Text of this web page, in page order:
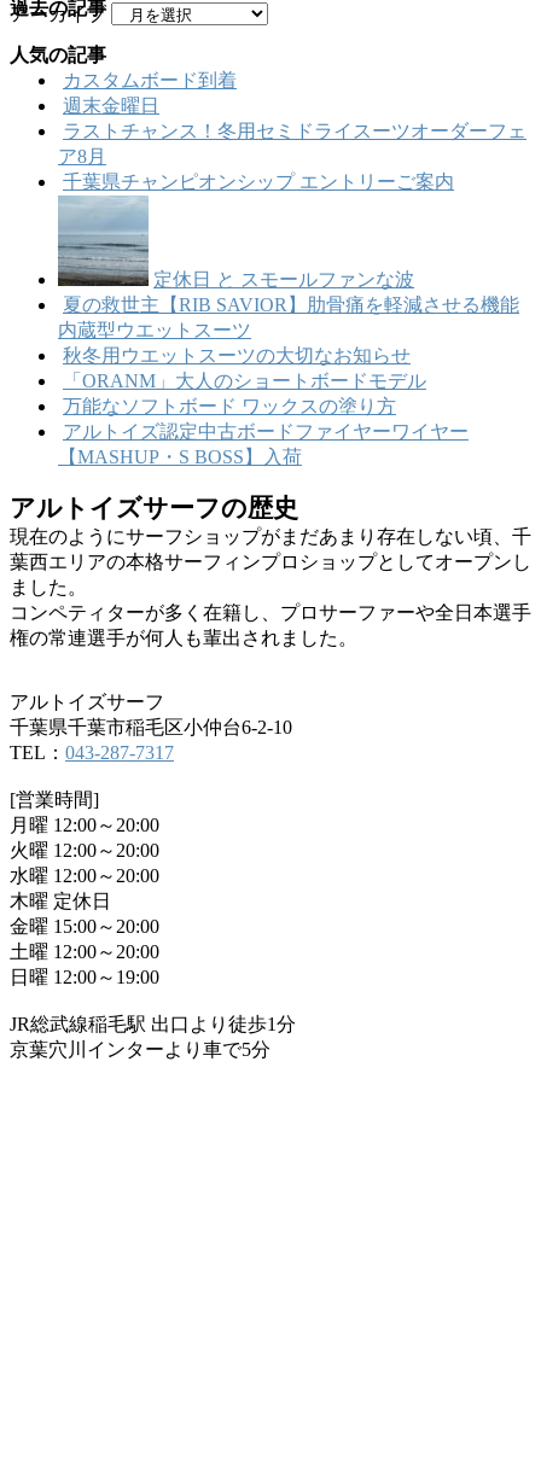
過去の記事
アーカイブ
人気の記事
カスタムボード到着
週末金曜日
ラストチャンス！冬用セミドライスーツオーダーフェ
ア8月
千葉県チャンピオンシップ エントリーご案内
定休日 と スモールファンな波
夏の救世主【RIB SAVIOR】肋骨痛を軽減させる機能
内蔵型ウエットスーツ
秋冬用ウエットスーツの大切なお知らせ
「ORANM」大人のショートボードモデル
万能なソフトボード ワックスの塗り方
アルトイズ認定中古ボードファイヤーワイヤー
【MASHUP・S BOSS】入荷
アルトイズサーフの歴史
現在のようにサーフショップがまだあまり存在しない頃、千
葉西エリアの本格サーフィンプロショップとしてオープンし
ました。
コンペティターが多く在籍し、プロサーファーや全日本選手
権の常連選手が何人も輩出されました。
アルトイズサーフ
千葉県千葉市稲毛区小仲台6-2-10
TEL： 043-287-7317
[営業時間]
月曜 12:00～20:00
火曜 12:00～20:00
水曜 12:00～20:00
木曜 定休日
金曜 15:00～20:00
土曜 12:00～20:00
日曜 12:00～19:00
JR総武線稲毛駅 出口より徒歩1分
京葉穴川インターより車で5分